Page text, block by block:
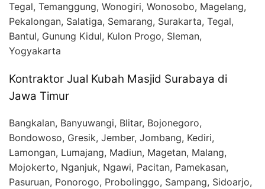
Tegal, Temanggung, Wonogiri, Wonosobo, Magelang,
Pekalongan, Salatiga, Semarang, Surakarta, Tegal,
Bantul, Gunung Kidul, Kulon Progo, Sleman,
Yogyakarta
Kontraktor Jual Kubah Masjid Surabaya di
Jawa Timur
Bangkalan, Banyuwangi, Blitar, Bojonegoro,
Bondowoso, Gresik, Jember, Jombang, Kediri,
Lamongan, Lumajang, Madiun, Magetan, Malang,
Mojokerto, Nganjuk, Ngawi, Pacitan, Pamekasan,
Pasuruan, Ponorogo, Probolinggo, Sampang, Sidoarjo,